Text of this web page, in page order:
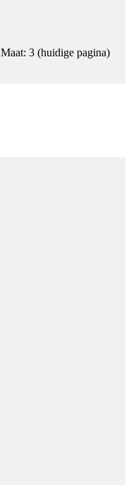
3 (huidige pagina)